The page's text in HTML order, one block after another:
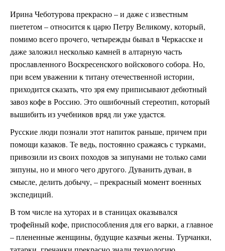
Ирина Чеботурова прекрасно – и даже с известным
пиететом – относится к царю Петру Великому, который,
помимо всего прочего, четырежды бывал в Черкасске и
даже заложил несколько камней в алтарную часть
прославленного Воскресенского войскового собора. Но,
при всем уважении к титану отечественной истории,
приходится сказать, что зря ему приписывают дебютный
завоз кофе в Россию. Это ошибочный стереотип, который
вышибить из учебников вряд ли уже удастся.
Русские люди познали этот напиток раньше, причем при
помощи казаков. Те ведь, постоянно сражаясь с турками,
привозили из своих походов за зипунами не только сами
зипуны, но и много чего другого. Дуванить дуван, в
смысле, делить добычу, – прекрасный момент военных
экспедиций.
В том числе на хуторах и в станицах оказывался
трофейный кофе, приспособления для его варки, а главное
– плененные женщины, будущие казачьи жены. Турчанки,